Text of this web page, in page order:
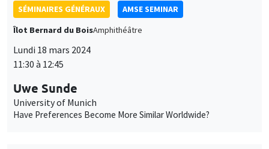
SÉMINAIRES GÉNÉRAUX
AMSE SEMINAR
Îlot Bernard du BoisAmphithéâtre
Lundi 18 mars 2024
11:30 à 12:45
Uwe Sunde
University of Munich
Have Preferences Become More Similar Worldwide?